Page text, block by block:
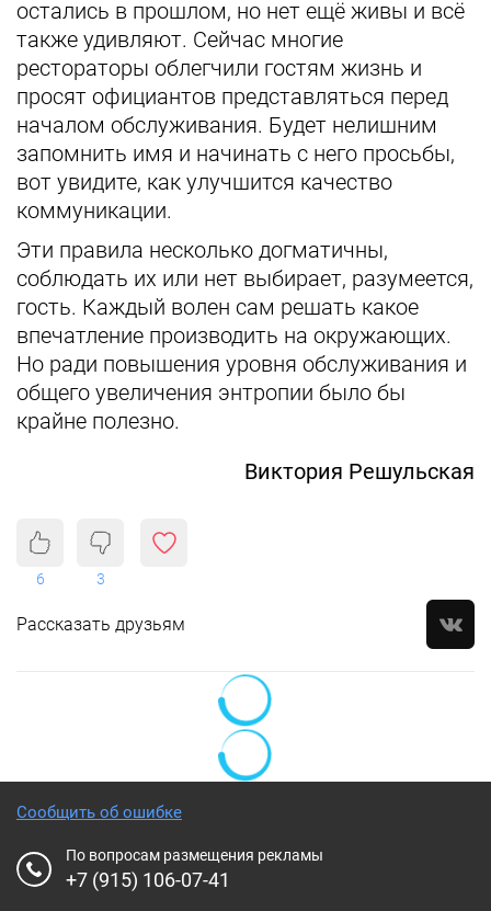
остались в прошлом, но нет ещё живы и всё
также удивляют. Сейчас многие
рестораторы облегчили гостям жизнь и
просят официантов представляться перед
началом обслуживания. Будет нелишним
запомнить имя и начинать с него просьбы,
вот увидите, как улучшится качество
коммуникации.
Эти правила несколько догматичны,
соблюдать их или нет выбирает, разумеется,
гость. Каждый волен сам решать какое
впечатление производить на окружающих.
Но ради повышения уровня обслуживания и
общего увеличения энтропии было бы
крайне полезно.
Виктория Решульская
6 3
Рассказать друзьям
Сообщить об ошибке
По вопросам размещения рекламы
+7 (915) 106-07-41